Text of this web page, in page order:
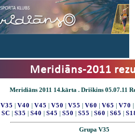
Meridiāns-2011
Meridiāns 2011 14.kārta . Driškins 05.07.11
V35 | V40 | V45 | V50 | V55 | V60 | V65 | V70 |
SC | S35 | S40 | S45 | S50 | S55 | S60 | S65 |
Grupa V35